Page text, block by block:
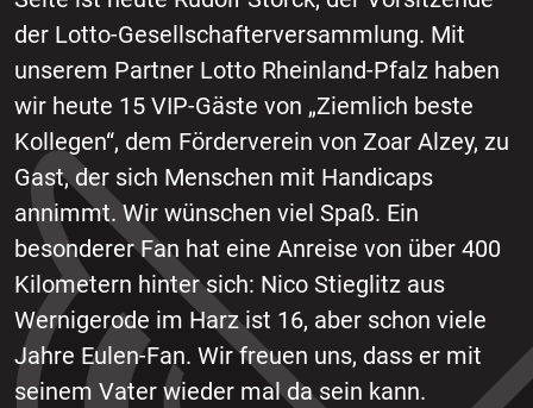
der Lotto-Gesellschafterversammlung. Mit
unserem Partner Lotto Rheinland-Pfalz haben
wir heute 15 VIP-Gäste von „Ziemlich beste
Kollegen“, dem Förderverein von Zoar Alzey, zu
Gast, der sich Menschen mit Handicaps
annimmt. Wir wünschen viel Spaß. Ein
besonderer Fan hat eine Anreise von über 400
Kilometern hinter sich: Nico Stieglitz aus
Wernigerode im Harz ist 16, aber schon viele
Jahre Eulen-Fan. Wir freuen uns, dass er mit
seinem Vater wieder mal da sein kann.